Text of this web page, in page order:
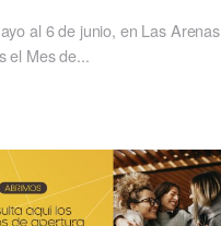
al 6 de junio, en Las Arenas
el Mes de...